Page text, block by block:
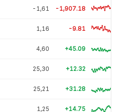
-1,61 -1,907.18
1,16 -9.81
4,60 +45.09
25,30 +12.32
25,21 +31.28
1,25 +14.75